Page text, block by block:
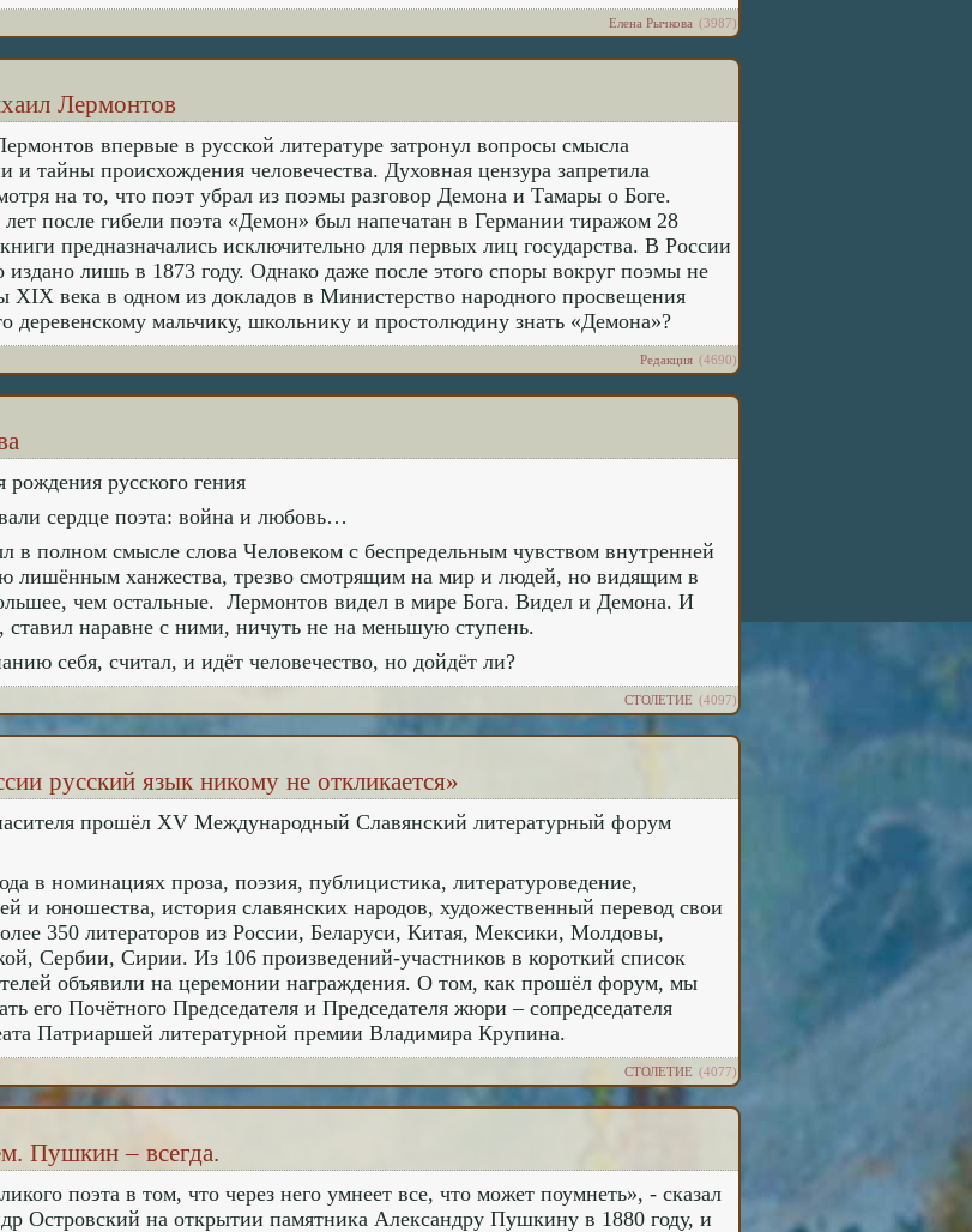
Елена Рычкова (3987)
Лермонтов
впервые в русской литературе затронул вопросы смысла
и тайны происхождения человечества. Духовная цензура запретила
на то, что поэт убрал из поэмы разговор Демона и Тамары о Боге.
лет после гибели поэта «Демон» был напечатан в Германии тиражом 28
предназначались исключительно для первых лиц государства. В России
издано лишь в 1873 году. Однако даже после этого споры вокруг поэмы не
XIX века в одном из докладов в Министерство народного просвещения
деревенскому мальчику, школьнику и простолюдину знать «Демона»?
Редакция (4690)
русского гения
сердце поэта: война и любовь…
в полном смысле слова Человеком с беспредельным чувством внутренней
лишённым ханжества, трезво смотрящим на мир и людей, но видящим в
чем остальные. Лермонтов видел в мире Бога. Видел и Демона. И
ставил наравне с ними, ничуть не на меньшую ступень.
себя, считал, и идёт человечество, но дойдёт ли?
СТОЛЕТИЕ (4097)
русский язык никому не откликается»
прошёл XV Международный Славянский литературный форум
в номинациях проза, поэзия, публицистика, литературоведение,
и юношества, история славянских народов, художественный перевод свои
350 литераторов из России, Беларуси, Китая, Мексики, Молдовы,
Сербии, Сирии. Из 106 произведений-участников в короткий список
объявили на церемонии награждения. О том, как прошёл форум, мы
его Почётного Председателя и Председателя жюри – сопредседателя
Патриаршей литературной премии Владимира Крупина.
СТОЛЕТИЕ (4077)
Пушкин – всегда.
поэта в том, что через него умнеет все, что может поумнеть», - сказал
Островский на открытии памятника Александру Пушкину в 1880 году, и